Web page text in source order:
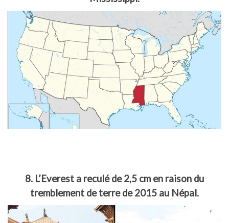
8. L’Everest a reculé de 2,5 cm en raison du
tremblement de terre de 2015 au Népal.